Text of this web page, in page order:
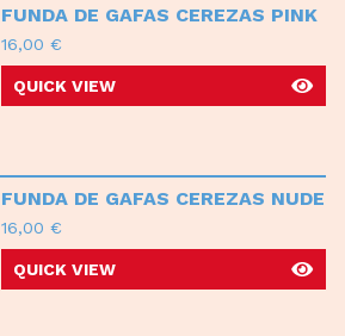
FUNDA DE GAFAS CEREZAS PINK
16,00 €
QUICK VIEW
FUNDA DE GAFAS CEREZAS NUDE
16,00 €
QUICK VIEW